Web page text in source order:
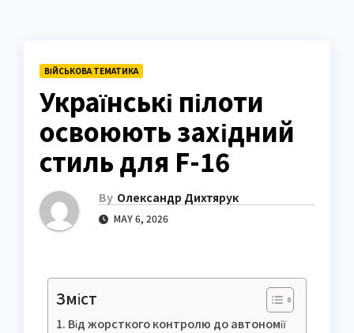
ВІЙСЬКОВА ТЕМАТИКА
Українські пілоти
освоюють західний
стиль для F-16
By Олександр Дихтярук
MAY 6, 2026
Зміст
Від жорсткого контролю до автономії